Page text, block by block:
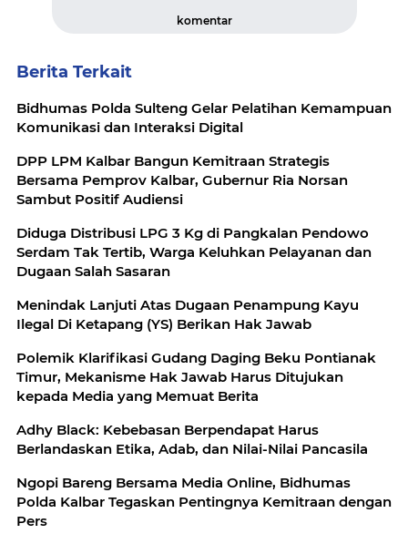
komentar
Berita Terkait
Bidhumas Polda Sulteng Gelar Pelatihan Kemampuan
Komunikasi dan Interaksi Digital
DPP LPM Kalbar Bangun Kemitraan Strategis
Bersama Pemprov Kalbar, Gubernur Ria Norsan
Sambut Positif Audiensi
Diduga Distribusi LPG 3 Kg di Pangkalan Pendowo
Serdam Tak Tertib, Warga Keluhkan Pelayanan dan
Dugaan Salah Sasaran
Menindak Lanjuti Atas Dugaan Penampung Kayu
Ilegal Di Ketapang (YS) Berikan Hak Jawab
Polemik Klarifikasi Gudang Daging Beku Pontianak
Timur, Mekanisme Hak Jawab Harus Ditujukan
kepada Media yang Memuat Berita
Adhy Black: Kebebasan Berpendapat Harus
Berlandaskan Etika, Adab, dan Nilai-Nilai Pancasila
Ngopi Bareng Bersama Media Online, Bidhumas
Polda Kalbar Tegaskan Pentingnya Kemitraan dengan
Pers